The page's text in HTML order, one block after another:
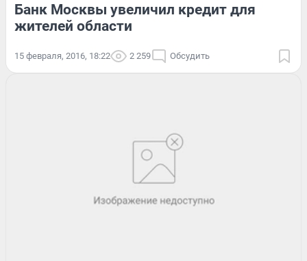
Банк Москвы увеличил кредит для
жителей области
15 февраля, 2016, 18:22 2 259 Обсудить